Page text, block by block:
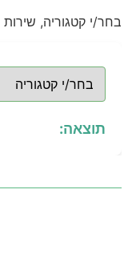
בחר/י קטגוריה,
תוצאה: